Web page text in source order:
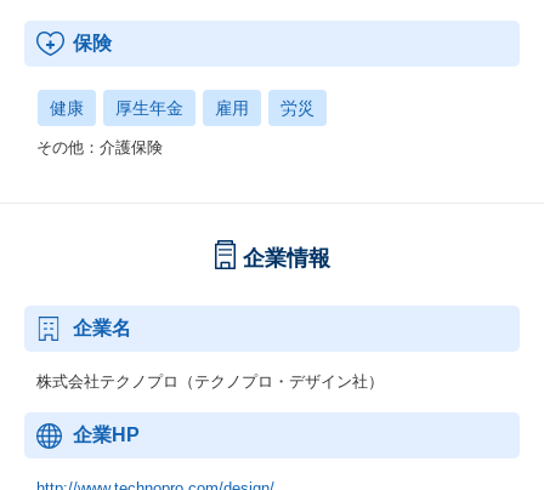
保険
健康 厚生年金 雇用 労災
その他：介護保険
企業情報
企業名
株式会社テクノプロ（テクノプロ・デザイン社）
企業HP